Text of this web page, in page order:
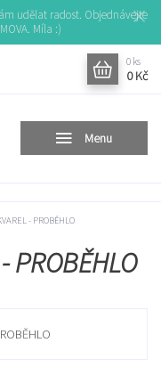
udělat radost. Objednávejte
Míla :)
Menu
0 ks
0 Kč
- PROBĚHLO
PROBĚHLO